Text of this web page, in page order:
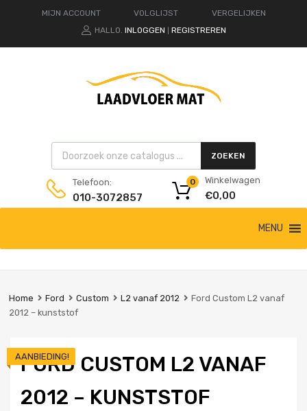
MIJN ACCOUNT VOLGLIJST
VERGELIJKEN
HALLO. INLOGGEN REGISTREREN
Products search ZOEKEN
Telefoon:
010-3072857
Winkelwagen
€0,00
0
de
MENU
Home Ford Custom L2 vanaf 2012
Ford Custom L2 vanaf
2012 – kunststof
FORD CUSTOM L2 VANAF
2012 – KUNSTSTOF
AANBIEDING!